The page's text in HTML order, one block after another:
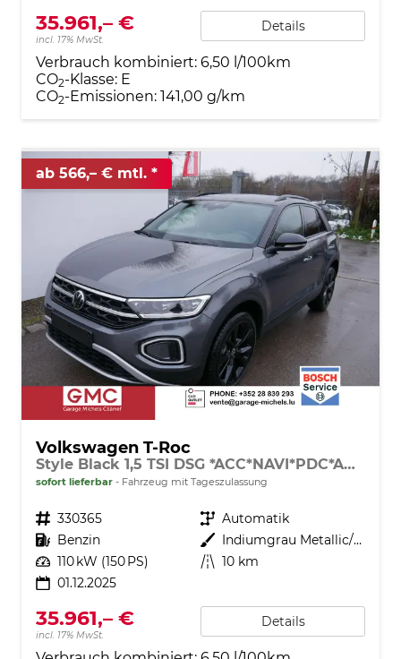
35.961,– €
incl. 17% MwSt.
Details
Verbrauch kombiniert: 6,50 l/100km
CO2-Klasse: E
CO2-Emissionen: 141,00 g/km
ab 566,– € mtl.
Volkswagen T-Roc
Style Black 1,5 TSI DSG *ACC*NAVI*PDC*AHK*LED*KAMERA*TEMPOMAT*19-ZOLL
sofort lieferbar Fahrzeug mit Tageszulassung
Fahrzeugnr. 330365 Getriebe Automatik
Kraftstoff Benzin Außenfarbe
Indiumgrau Metallic/Dach schwarz
Leistung 110 kW (150 PS) Kilometerstand 10 km
01.12.2025
35.961,– €
incl. 17% MwSt.
Details